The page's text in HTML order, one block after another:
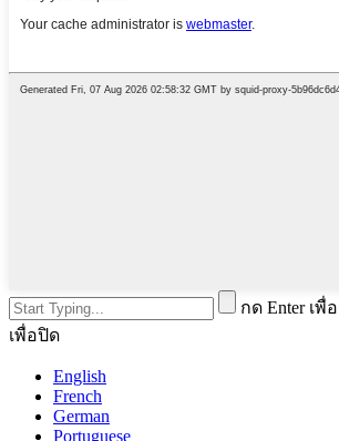
กด Enter เ
เพื่อปิด
English
French
German
Portuguese